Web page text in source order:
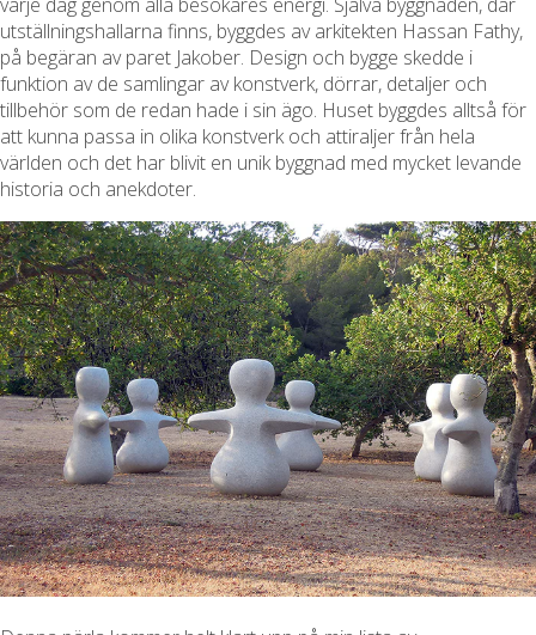
utställningshallarna finns, byggdes av arkitekten Hassan Fathy,
på begäran av paret Jakober. Design och bygge skedde i
funktion av de samlingar av konstverk, dörrar, detaljer och
tillbehör som de redan hade i sin ägo. Huset byggdes alltså för
att kunna passa in olika konstverk och attiraljer från hela
världen och det har blivit en unik byggnad med mycket levande
historia och anekdoter.